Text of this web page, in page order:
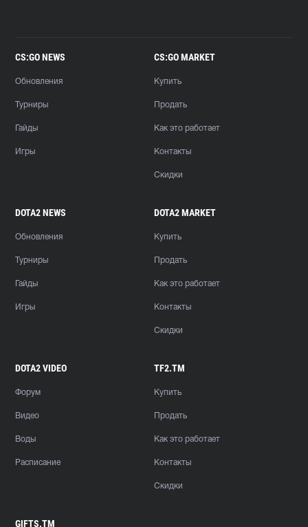
CS:GO NEWS
Обновления
Турниры
Гайды
Игры
CS:GO MARKET
Купить
Продать
Как это работает
Контакты
Скидки
DOTA2 NEWS
Обновления
Турниры
Гайды
Игры
DOTA2 MARKET
Купить
Продать
Как это работает
Контакты
Скидки
DOTA2 VIDEO
Форум
Видео
Воды
Расписание
TF2.TM
Купить
Продать
Как это работает
Контакты
Скидки
GIFTS.TM